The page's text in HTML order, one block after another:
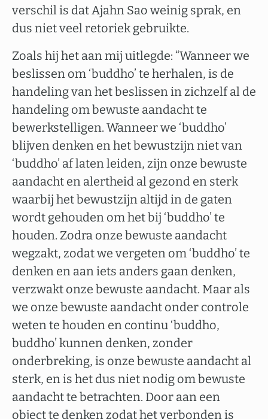
verschil is dat Ajahn Sao weinig sprak, en
dus niet veel retoriek gebruikte.
Zoals hij het aan mij uitlegde: “Wanneer we
beslissen om ‘buddho’ te herhalen, is de
handeling van het beslissen in zichzelf al de
handeling om bewuste aandacht te
bewerkstelligen. Wanneer we ‘buddho’
blijven denken en het bewustzijn niet van
‘buddho’ af laten leiden, zijn onze bewuste
aandacht en alertheid al gezond en sterk
waarbij het bewustzijn altijd in de gaten
wordt gehouden om het bij ‘buddho’ te
houden. Zodra onze bewuste aandacht
wegzakt, zodat we vergeten om ‘buddho’ te
denken en aan iets anders gaan denken,
verzwakt onze bewuste aandacht. Maar als
we onze bewuste aandacht onder controle
weten te houden en continu ‘buddho,
buddho’ kunnen denken, zonder
onderbreking, is onze bewuste aandacht al
sterk, en is het dus niet nodig om bewuste
aandacht te betrachten. Door aan een
object te denken zodat het verbonden is